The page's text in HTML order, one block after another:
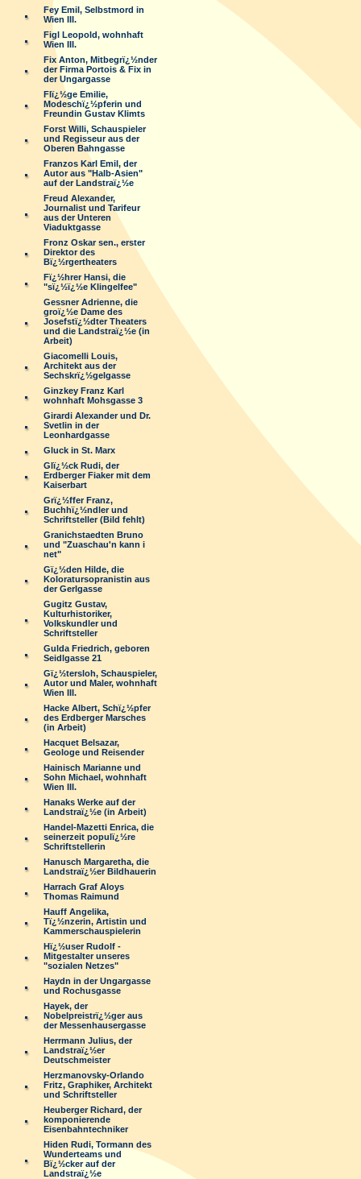
Fey Emil, Selbstmord in
Wien III.
Figl Leopold, wohnhaft
Wien III.
Fix Anton, Mitbegrï¿½nder
der Firma Portois & Fix in
der Ungargasse
Flï¿½ge Emilie,
Modeschï¿½pferin und
Freundin Gustav Klimts
Forst Willi, Schauspieler
und Regisseur aus der
Oberen Bahngasse
Franzos Karl Emil, der
Autor aus "Halb-Asien"
auf der Landstraï¿½e
Freud Alexander,
Journalist und Tarifeur
aus der Unteren
Viaduktgasse
Fronz Oskar sen., erster
Direktor des
Bï¿½rgertheaters
Fï¿½hrer Hansi, die
"sï¿½ï¿½e Klingelfee"
Gessner Adrienne, die
groï¿½e Dame des
Josefstï¿½dter Theaters
und die Landstraï¿½e (in
Arbeit)
Giacomelli Louis,
Architekt aus der
Sechskrï¿½gelgasse
Ginzkey Franz Karl
wohnhaft Mohsgasse 3
Girardi Alexander und Dr.
Svetlin in der
Leonhardgasse
Gluck in St. Marx
Glï¿½ck Rudi, der
Erdberger Fiaker mit dem
Kaiserbart
Grï¿½ffer Franz,
Buchhï¿½ndler und
Schriftsteller (Bild fehlt)
Granichstaedten Bruno
und "Zuaschau'n kann i
net"
Gï¿½den Hilde, die
Koloratursopranistin aus
der Gerlgasse
Gugitz Gustav,
Kulturhistoriker,
Volkskundler und
Schriftsteller
Gulda Friedrich, geboren
Seidlgasse 21
Gï¿½tersloh, Schauspieler,
Autor und Maler, wohnhaft
Wien III.
Hacke Albert, Schï¿½pfer
des Erdberger Marsches
(in Arbeit)
Hacquet Belsazar,
Geologe und Reisender
Hainisch Marianne und
Sohn Michael, wohnhaft
Wien III.
Hanaks Werke auf der
Landstraï¿½e (in Arbeit)
Handel-Mazetti Enrica, die
seinerzeit populï¿½re
Schriftstellerin
Hanusch Margaretha, die
Landstraï¿½er Bildhauerin
Harrach Graf Aloys
Thomas Raimund
Hauff Angelika,
Tï¿½nzerin, Artistin und
Kammerschauspielerin
Hï¿½user Rudolf -
Mitgestalter unseres
"sozialen Netzes"
Haydn in der Ungargasse
und Rochusgasse
Hayek, der
Nobelpreistrï¿½ger aus
der Messenhausergasse
Herrmann Julius, der
Landstraï¿½er
Deutschmeister
Herzmanovsky-Orlando
Fritz, Graphiker, Architekt
und Schriftsteller
Heuberger Richard, der
komponierende
Eisenbahntechniker
Hiden Rudi, Tormann des
Wunderteams und
Bï¿½cker auf der
Landstraï¿½e